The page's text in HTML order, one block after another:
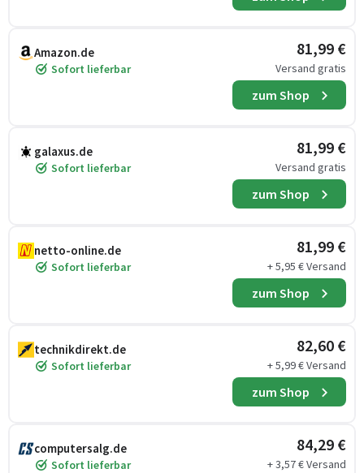
Amazon.de
Sofort lieferbar
81,99 €
Versand gratis
zum Shop
galaxus.de
Sofort lieferbar
81,99 €
Versand gratis
zum Shop
netto-online.de
Sofort lieferbar
81,99 €
+ 5,95 € Versand
zum Shop
technikdirekt.de
Sofort lieferbar
82,60 €
+ 5,99 € Versand
zum Shop
computersalg.de
Sofort lieferbar
84,29 €
+ 3,57 € Versand